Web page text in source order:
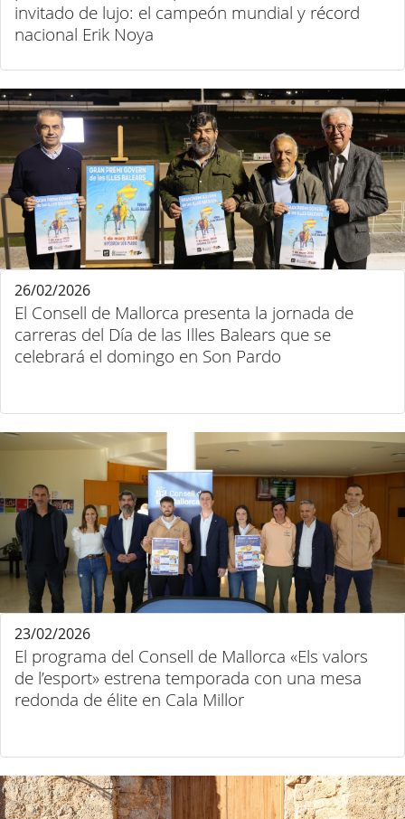
invitado de lujo: el campeón mundial y récord
nacional Erik Noya
El Consell de Mallorca presenta la jornada de
carreras del Día de las Illes Balears que se
celebrará el domingo en Son Pardo
26/02/2026
El programa del Consell de Mallorca «Els valors
de l’esport» estrena temporada con una mesa
redonda de élite en Cala Millor
23/02/2026